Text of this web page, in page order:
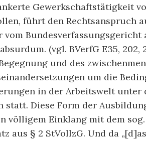
Gewerkschaftstätigkeit
führt den Rechtsanspruch
vom Bundesverfassungsgericht
(vgl. BVerfG E35, 202,
und des
um die
in der Arbeitswelt unter
statt. Diese Form der
völligem Einklang mit dem sog.
aus § 2 StVollzG. Und da